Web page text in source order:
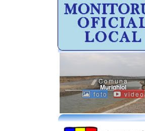
Comuna
Murighiol
foto video